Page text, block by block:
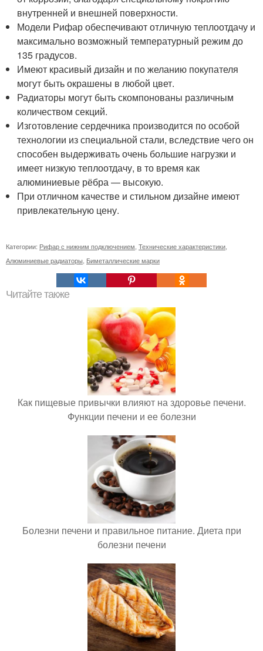
внутренней и внешней поверхности.
Модели Рифар обеспечивают отличную теплоотдачу и
максимально возможный температурный режим до
135 градусов.
Имеют красивый дизайн и по желанию покупателя
могут быть окрашены в любой цвет.
Радиаторы могут быть скомпонованы различным
количеством секций.
Изготовление сердечника производится по особой
технологии из специальной стали, вследствие чего он
способен выдерживать очень большие нагрузки и
имеет низкую теплоотдачу, в то время как
алюминиевые рёбра — высокую.
При отличном качестве и стильном дизайне имеют
привлекательную цену.
Категории: Рифар с нижним подключением Технические характеристики
Алюминиевые радиаторы Биметаллические марки
Читайте также
Как пищевые привычки влияют на здоровье печени.
Функции печени и ее болезни
Болезни печени и правильное питание. Диета при
болезни печени